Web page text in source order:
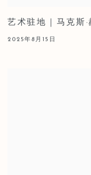
艺术驻地｜马克斯
2025年8月15日